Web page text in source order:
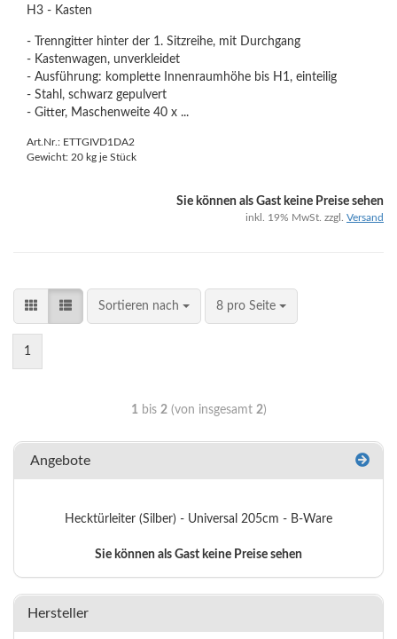
H3 - Kasten
- Trenngitter hinter der 1. Sitzreihe, mit Durchgang
- Kastenwagen, unverkleidet
- Ausführung: komplette Innenraumhöhe bis H1, einteilig
- Stahl, schwarz gepulvert
- Gitter, Maschenweite 40 x ...
Art.Nr.: ETTGIVD1DA2
Gewicht: 20 kg je Stück
Sie können als Gast keine Preise sehen
inkl. 19% MwSt. zzgl. Versand
Sortieren nach 8 pro Seite
1
1bis 2(von insgesamt 2)
Angebote
Hecktürleiter (Silber) - Universal 205cm - B-Ware
Sie können als Gast keine Preise sehen
Hersteller